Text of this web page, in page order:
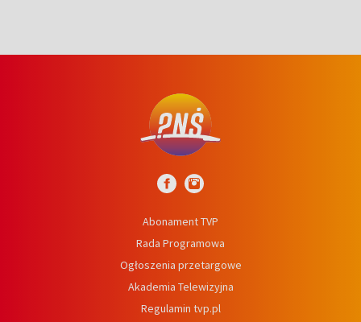
Abonament TVP
Rada Programowa
Ogłoszenia przetargowe
Akademia Telewizyjna
Regulamin tvp.pl